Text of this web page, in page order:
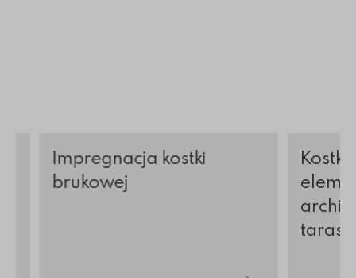
Impregnacja kostki
brukowej
tarasy